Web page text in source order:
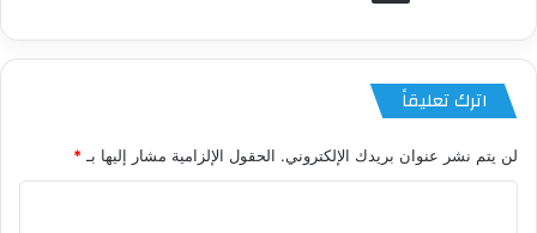
اترك تعليقاً
لن يتم نشر عنوان بريدك الإلكتروني. الحقول الإلزامية مشار إليها بـ *